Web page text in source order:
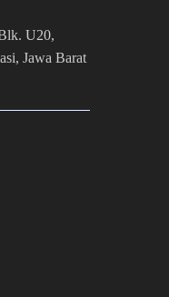
U20,
Jawa Barat